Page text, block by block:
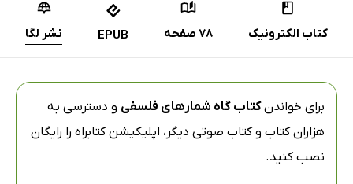
کتاب الکترونیک 78 صفحه EPUB نشر لگا
برای خواندنکتاب گاه شمارهای فلسفی و دسترسی به
هزاران کتاب و کتاب صوتی دیگر، اپلیکیشن کتابراه را رایگان
نصب کنید.